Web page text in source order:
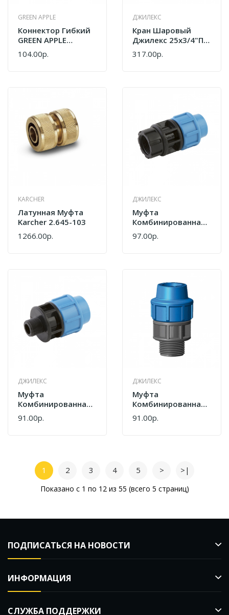
GREEN APPLE
Коннектор Гибкий
GREEN APPLE
GWFC120-024
104.00р.
ДЖИЛЕКС
Кран Шаровый
Джилекс 25х3/4"П
9365
317.00р.
KARCHER
Латунная Муфта
Karcher 2.645-103
1266.00р.
ДЖИЛЕКС
Муфта
Комбинированная
Джилекс РР 20 X 3/4
М 9219
97.00р.
ДЖИЛЕКС
Муфта
Комбинированная
Джилекс РР 20 X 3/4
П 9119
91.00р.
ДЖИЛЕКС
Муфта
Комбинированная
Джилекс РР 20x1 П
9120
91.00р.
1 2 3 4 5 > >|
Показано с 1 по 12 из 55 (всего 5 страниц)
ПОДПИСАТЬСЯ НА НОВОСТИ
ИНФОРМАЦИЯ
СЛУЖБА ПОДДЕРЖКИ